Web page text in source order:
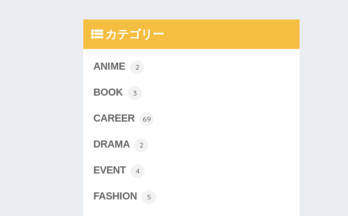
カテゴリー
ANIME 2
BOOK 3
CAREER 69
DRAMA 2
EVENT 4
FASHION 5